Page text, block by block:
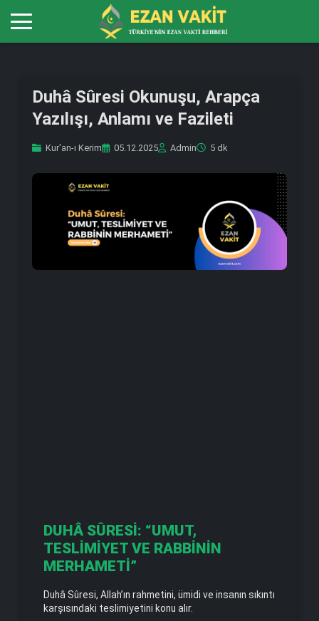
Duhâ Sûresi Okunuşu, Arapça
Yazılışı, Anlamı ve Fazileti
Kur'an-ı Kerim 05.12.2025 Admin 5 dk
DUHÂ SÛRESİ: “UMUT,
TESLİMİYET VE RABBİNİN
MERHAMETİ”
Duhâ Sûresi, Allah’ın rahmetini, ümidi ve insanın sıkıntı
karşısındaki teslimiyetini konu alır.